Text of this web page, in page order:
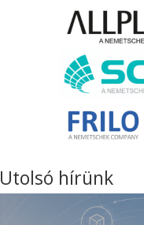
Utolsó hírünk